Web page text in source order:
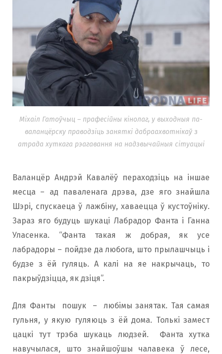
Міхаіл Гатоўчыц – прафесійны кінолаг, у выходныя па-
валанцёрску праводзіць заняткі дабраахвотнікаў з
атрада хуткага рэагавання на надзвычайныя сітуацыі
Валанцёр Андрэй Кавалёў пераходзіць на іншае
месца – ад паваленага дрэва, дзе яго знайшла
Шэрі, спускаеца ў лажбіну, хаваецца ў кустоўніку.
Зараз яго будуць шукаці Лабрадор Фанта і Ганна
Уласенка. “Фанта такая ж добрая, як усе
лабрадоры – пойдзе да любога, што прылашчыць і
будзе з ёй гуляць. А калі на яе накрычаць, то
пакрыўдзіцца, як дзіця”.
Для Фанты пошук – любімы занятак. Тая самая
гульня, у якую гуляюць з ёй дома. Толькі замест
цацкі тут трэба шукаць людзей. Фанта хутка
навучылася, што знайшоўшы чалавека ў лесе,